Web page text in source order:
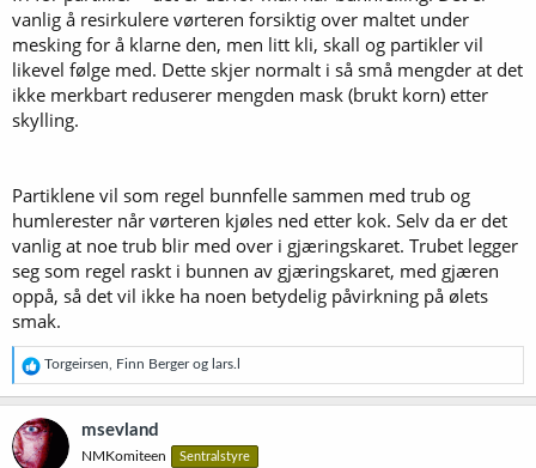
vanlig å resirkulere vørteren forsiktig over maltet under
mesking for å klarne den, men litt kli, skall og partikler vil
likevel følge med. Dette skjer normalt i så små mengder at det
ikke merkbart reduserer mengden mask (brukt korn) etter
skylling.
Partiklene vil som regel bunnfelle sammen med trub og
humlerester når vørteren kjøles ned etter kok. Selv da er det
vanlig at noe trub blir med over i gjæringskaret. Trubet legger
seg som regel raskt i bunnen av gjæringskaret, med gjæren
oppå, så det vil ikke ha noen betydelig påvirkning på ølets
smak.
R
e
a
k
s
j
Torgeirsen Finn Bergerog lars.l
msevland
NMKomiteen Sentralstyre